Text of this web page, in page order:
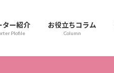
ター紹介
Plofile
お役立ちコラム
Column